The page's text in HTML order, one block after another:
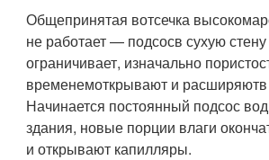
Общепринятая вотсечка
не работает — подсосв сухую
ограничивает, изначально
временемоткрывают и расширяютв
Начинается постоянный подсос
здания, новые порции влаги
и открывают капилляры.